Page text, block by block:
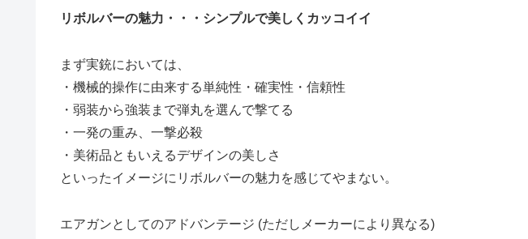
リボルバーの魅力・・・シンプルで美しくカッコイイ
まず実銃においては、
・機械的操作に由来する単純性・確実性・信頼性
・弱装から強装まで弾丸を選んで撃てる
・一発の重み、一撃必殺
・美術品ともいえるデザインの美しさ
といったイメージにリボルバーの魅力を感じてやまない。
エアガンとしてのアドバンテージ (ただしメーカーにより異なる)